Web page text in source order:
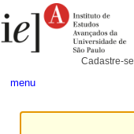
para
conteúdo.
Pessoais
Cadastre-se
menu